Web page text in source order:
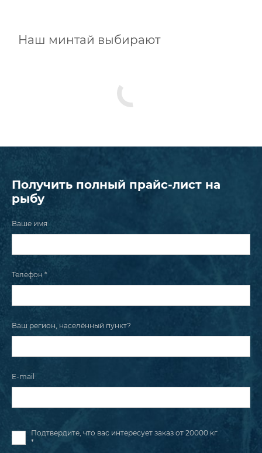
Наш минтай выбирают
Получить полный прайс-лист на
рыбу
Ваше имя
Телефон *
Ваш регион, населённый пункт?
E-mail
Подтвердите, что вас интересует заказ от 20000 кг
*